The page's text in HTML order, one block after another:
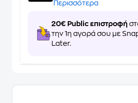
Περισσότερα
20€ Public επιστροφή
την 1η αγορά σου με
Later.